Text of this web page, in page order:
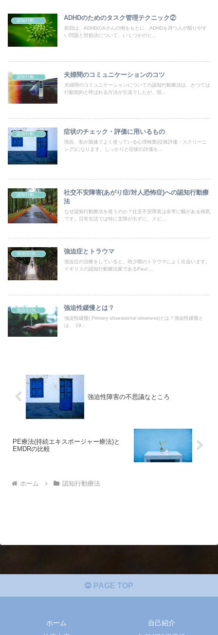
ADHDのためのタスク管理テクニック②
前回は、ADHDのAさんの例をもとに、ADHDを持つ人が陥りやす
い問題と対処法について、いくつかのヒ...
夫婦間のコミュニケーションのコツ
夫婦間のコミュニケーションについての認知行動療法は、かつては
行動契約と呼ばれる方法が主流でしたが、現...
症状のチェック・評価に用いるもの
現在、私が面接でよく使っている心理検査(症状評価・スクリーニ
ング)になります。しっかりと症状の評価を...
認知行動療法
社交不安障害(あがり症/対人恐怖症)への認知行動療
法
なぜ認知行動療法を使うのか？社交不安障害は非常に幅がある病気
です。日常生活では特に支障が出ずに、スピ...
強迫症(強迫性障害) 強迫症とトラウマ
強迫症の治療をしていると、幼少期のトラウマによく出会います。
イギリスの認知行動療法家であるPaul ...
強迫症(強迫性障害) 強迫性緩慢とは？
強迫性緩慢( Primary obsessional slowness)とは？強迫性緩慢と
は、 19...
強迫性障害の不思議なところ
PE療法(持続エキスポージャー療法)と
EMDRの比較
ホーム 認知行動療法
PAGE TOP
ホーム
自己紹介